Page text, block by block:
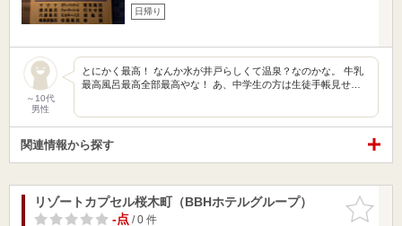
日帰り
～10代
男性
とにかく最高！ なんか水が井戸らしくて温泉？なのかな。 牛乳
最高風呂最高全部最高やな！ あ、中学生の方は生徒手帳見せ…
関連情報から探す
お気に入
りに追加
リゾートカプセル桜木町（BBHホテルグループ）
-点/ 0 件